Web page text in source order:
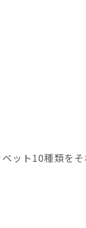
ット10種類を